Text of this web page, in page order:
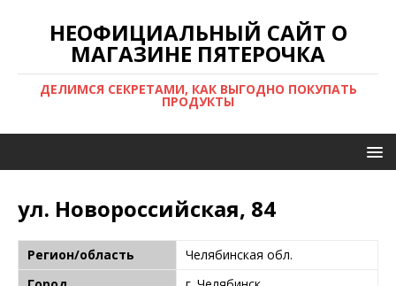
НЕОФИЦИАЛЬНЫЙ САЙТ О
МАГАЗИНЕ ПЯТЕРОЧКА
ДЕЛИМСЯ СЕКРЕТАМИ, КАК ВЫГОДНО ПОКУПАТЬ
ПРОДУКТЫ
ул. Новороссийская, 84
Регион/область
Челябинская обл.